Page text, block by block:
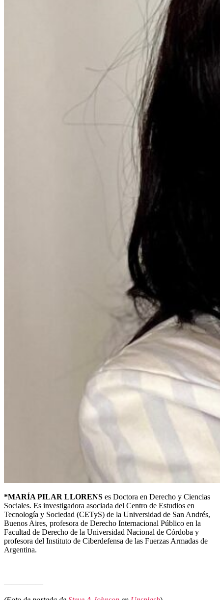
*MARÍA PILAR LLORENS es Doctora en Derecho y Ciencias
Sociales. Es investigadora asociada del Centro de Estudios en
Tecnología y Sociedad (CETyS) de la Universidad de San Andrés,
Buenos Aires, profesora de Derecho Internacional Público en la
Facultad de Derecho de la Universidad Nacional de Córdoba y
profesora del Instituto de Ciberdefensa de las Fuerzas Armadas de
Argentina.
—————